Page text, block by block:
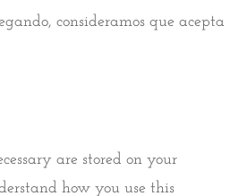
consideramos que acepta
are stored on your
how you use this